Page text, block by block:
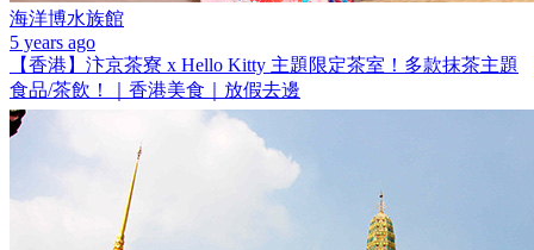
海洋博水族館
5 years ago
【香港】汴京茶寮 x Hello Kitty 主題限定茶室！多款抹茶主題
食品/茶飲！｜香港美食｜放假去邊